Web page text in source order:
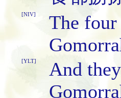
[NIV]
The four
[YLT]
And